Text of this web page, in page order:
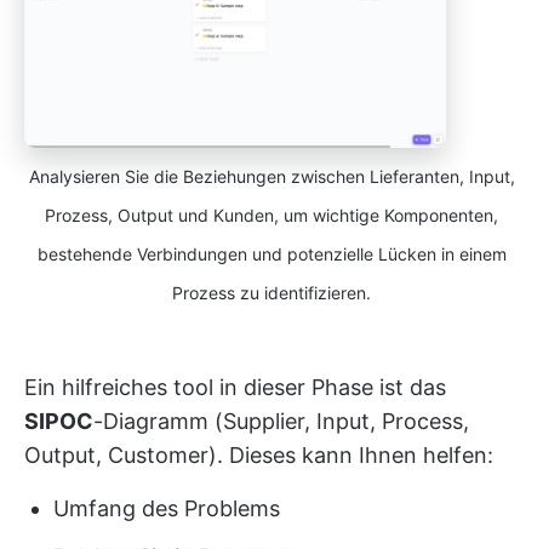
Analysieren Sie die Beziehungen zwischen Lieferanten, Input,
Prozess, Output und Kunden, um wichtige Komponenten,
bestehende Verbindungen und potenzielle Lücken in einem
Prozess zu identifizieren.
Ein hilfreiches tool in dieser Phase ist das
SIPOC-Diagramm (Supplier, Input, Process,
Output, Customer). Dieses kann Ihnen helfen:
Umfang des Problems